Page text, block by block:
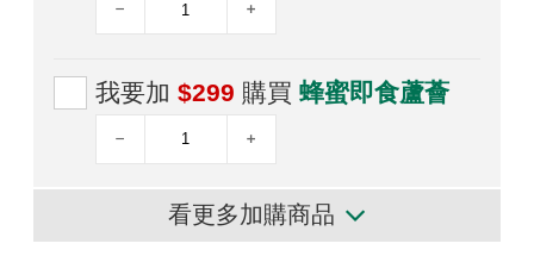
我要加 $299 購買 蜂蜜即食蘆薈
看更多加購商品